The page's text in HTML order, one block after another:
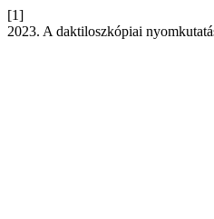
[1]
2023. A daktiloszkópiai